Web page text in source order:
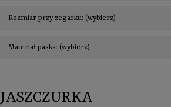
Rozmiar przy zegarku: (wybierz)
Materiał paska: (wybierz)
JASZCZURKA